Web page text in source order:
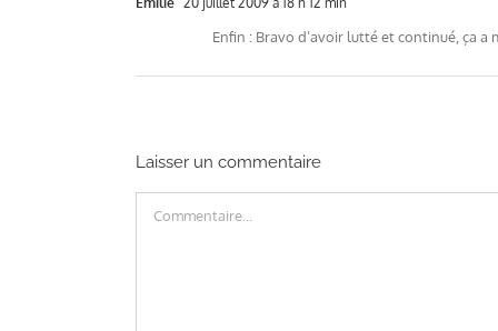
Enfin : Bravo d’avoir lutté et continué, ça a
Laisser un commentaire